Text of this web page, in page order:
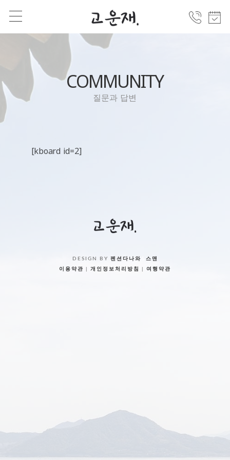
COMMUNITY
질문과 답변
[kboard id=2]
DESIGN BY 펜션다나와
스맨
이용약관
개인정보처리방침 여행약관